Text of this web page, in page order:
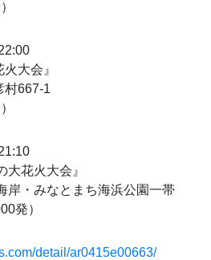
大会』
667-1
大花火大会』
・みなとまち海浜公園一帯
発）
detail/ar0415e00663/